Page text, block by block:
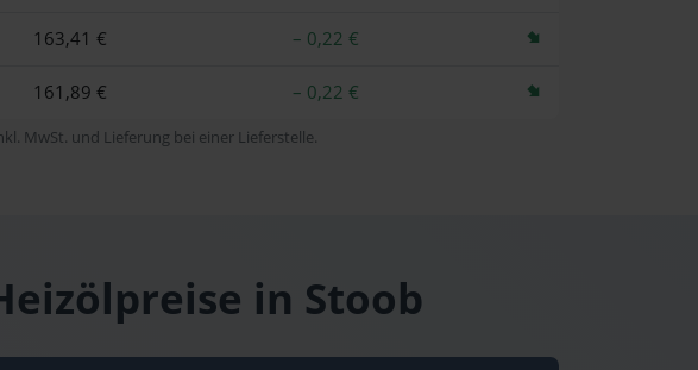
163,41 € – 0,22 €
161,89 € – 0,22 €
MwSt. und Lieferung bei einer Lieferstelle.
in Stoob